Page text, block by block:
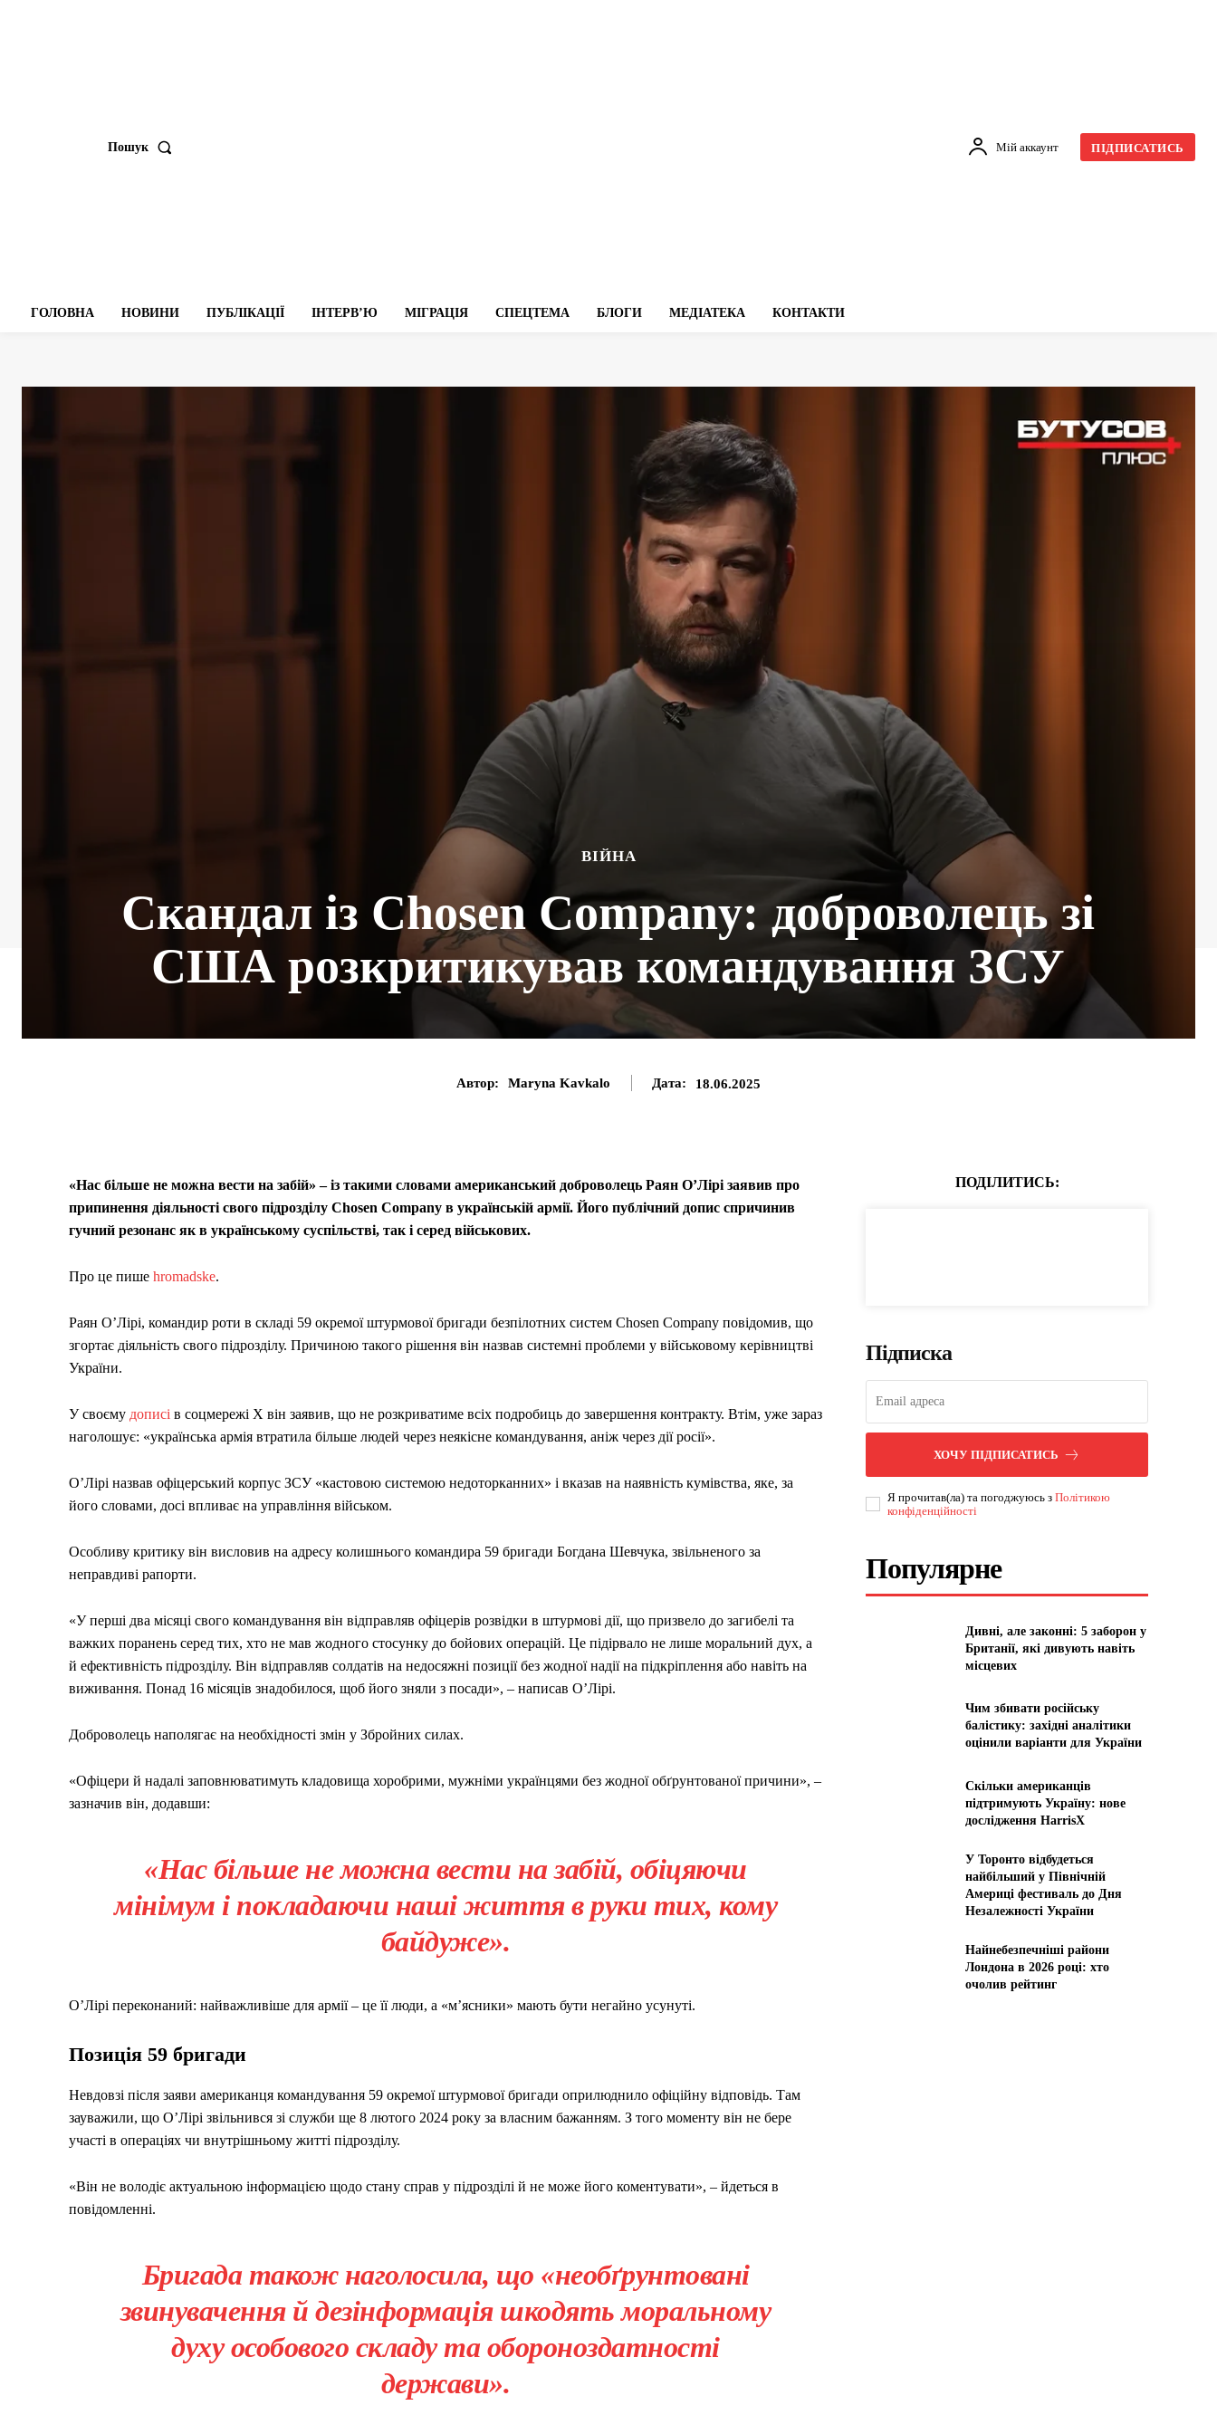
Пошук Мій аккаунт ПІДПИСАТИСЬ
ГОЛОВНА НОВИНИ ПУБЛІКАЦІЇ ІНТЕРВʼЮ МІГРАЦІЯ СПЕЦТЕМА БЛОГИ МЕДІАТЕКА КОНТАКТИ
ВІЙНА
Скандал із Chosen Company: доброволець зі
США розкритикував командування ЗСУ
Автор: Maryna Kavkalo Дата: 18.06.2025
«Нас більше не можна вести на забій» – із такими словами американський доброволець Раян О’Лірі заявив про
припинення діяльності свого підрозділу Chosen Company в українській армії. Його публічний допис спричинив
гучний резонанс як в українському суспільстві, так і серед військових.
Про це пише hromadske.
Раян О’Лірі, командир роти в складі 59 окремої штурмової бригади безпілотних систем Chosen Company повідомив, що
згортає діяльність свого підрозділу. Причиною такого рішення він назвав системні проблеми у військовому керівництві
України.
У своєму дописі в соцмережі Х він заявив, що не розкриватиме всіх подробиць до завершення контракту. Втім, уже зараз
наголошує: «українська армія втратила більше людей через неякісне командування, аніж через дії росії».
О’Лірі назвав офіцерський корпус ЗСУ «кастовою системою недоторканних» і вказав на наявність кумівства, яке, за
його словами, досі впливає на управління військом.
Особливу критику він висловив на адресу колишнього командира 59 бригади Богдана Шевчука, звільненого за
неправдиві рапорти.
«У перші два місяці свого командування він відправляв офіцерів розвідки в штурмові дії, що призвело до загибелі та
важких поранень серед тих, хто не мав жодного стосунку до бойових операцій. Це підірвало не лише моральний дух, а
й ефективність підрозділу. Він відправляв солдатів на недосяжні позиції без жодної надії на підкріплення або навіть на
виживання. Понад 16 місяців знадобилося, щоб його зняли з посади», – написав О’Лірі.
Доброволець наполягає на необхідності змін у Збройних силах.
«Офіцери й надалі заповнюватимуть кладовища хоробрими, мужніми українцями без жодної обґрунтованої причини», –
зазначив він, додавши:
«Нас більше не можна вести на забій, обіцяючи
мінімум і покладаючи наші життя в руки тих, кому
байдуже».
О’Лірі переконаний: найважливіше для армії – це її люди, а «м’ясники» мають бути негайно усунуті.
Позиція 59 бригади
Невдовзі після заяви американця командування 59 окремої штурмової бригади оприлюднило офіційну відповідь. Там
зауважили, що О’Лірі звільнився зі служби ще 8 лютого 2024 року за власним бажанням. З того моменту він не бере
участі в операціях чи внутрішньому житті підрозділу.
«Він не володіє актуальною інформацією щодо стану справ у підрозділі й не може його коментувати», – йдеться в
повідомленні.
Бригада також наголосила, що «необґрунтовані
звинувачення й дезінформація шкодять моральному
духу особового складу та обороноздатності
держави».
ПОДІЛИТИСЬ:
Підписка
ХОЧУ ПІДПИСАТИСЬ
Я прочитав(ла) та погоджуюсь зПолітикою
конфіденційності
Популярне
Дивні, але законні: 5 заборон у
Британії, які дивують навіть
місцевих
Чим збивати російську
балістику: західні аналітики
оцінили варіанти для України
Скільки американців
підтримують Україну: нове
дослідження HarrisX
У Торонто відбудеться
найбільший у Північній
Америці фестиваль до Дня
Незалежності України
Найнебезпечніші райони
Лондона в 2026 році: хто
очолив рейтинг